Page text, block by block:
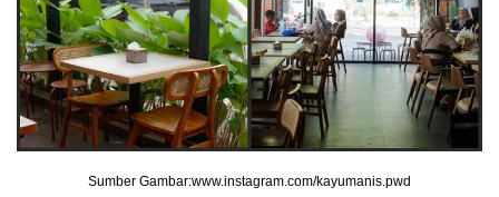
Sumber Gambar:www.instagram.com/kayumanis.pwd